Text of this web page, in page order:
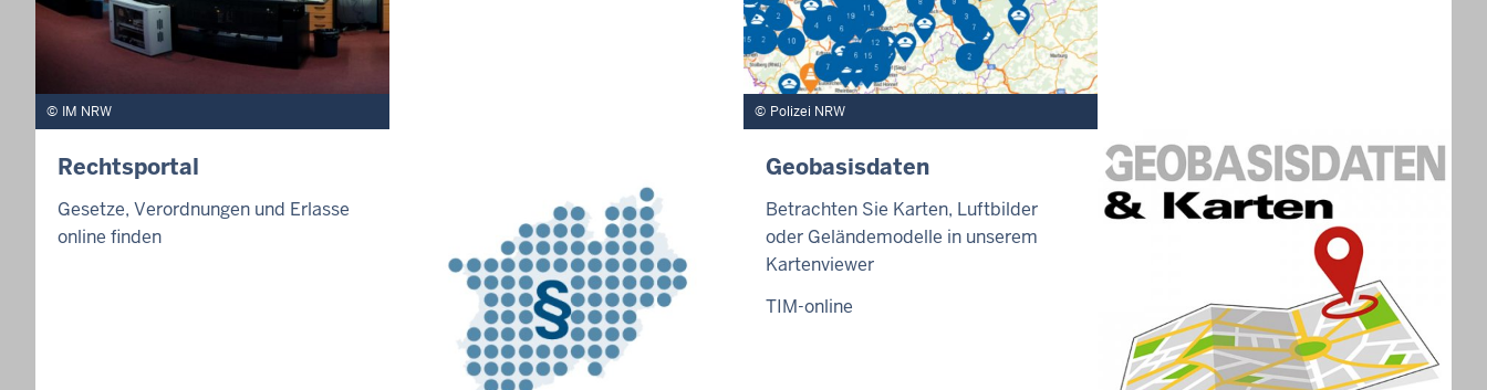
IM NRW Polizei NRW
Rechtsportal
Gesetze, Verordnungen und Erlasse
online finden
Geobasisdaten
Betrachten Sie Karten, Luftbilder
oder Geländemodelle in unserem
Kartenviewer
TIM-online